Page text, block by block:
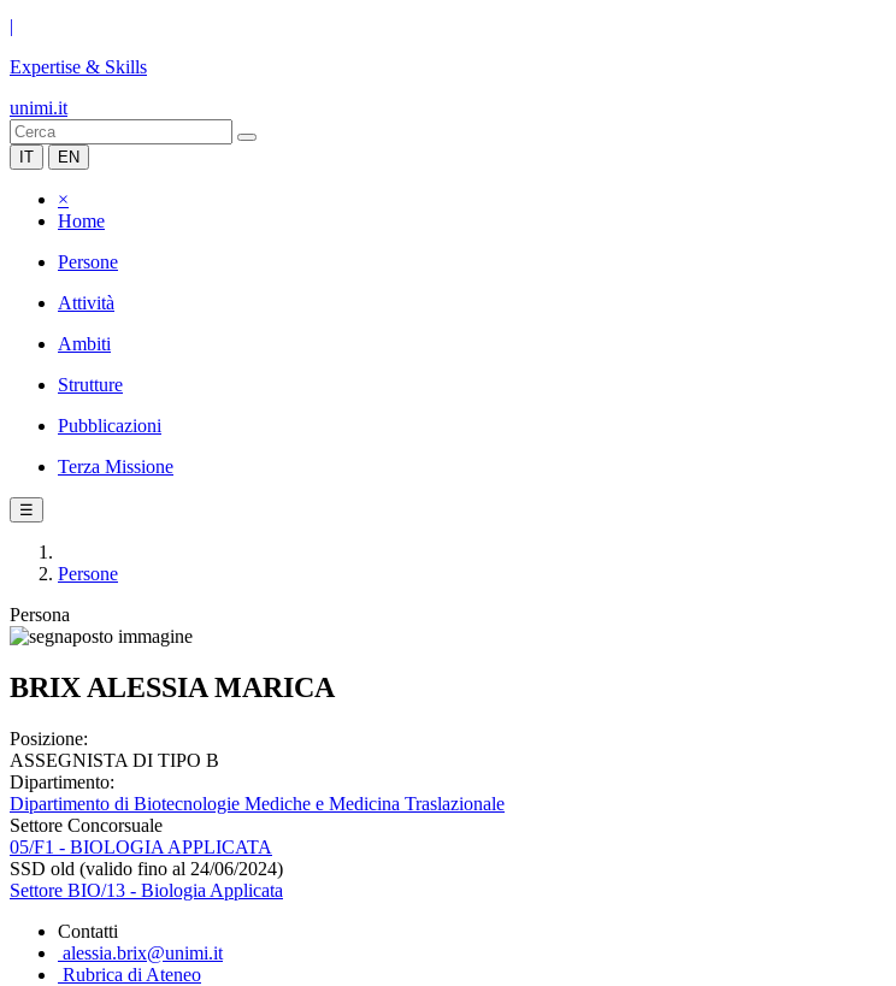
|
Expertise & Skills
unimi.it
IT EN
×
Home
Persone
Attività
Ambiti
Strutture
Pubblicazioni
Terza Missione
☰
Persone
Persona
BRIX ALESSIA MARICA
Posizione:
ASSEGNISTA DI TIPO B
Dipartimento:
Dipartimento di Biotecnologie Mediche e Medicina Traslazionale
Settore Concorsuale
05/F1 - BIOLOGIA APPLICATA
SSD old (valido fino al 24/06/2024)
Settore BIO/13 - Biologia Applicata
Contatti
alessia.brix@unimi.it
Rubrica di Ateneo